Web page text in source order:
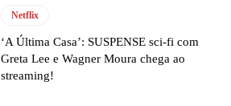
Netflix
‘A Última Casa’: SUSPENSE sci-fi com
Greta Lee e Wagner Moura chega ao
streaming!